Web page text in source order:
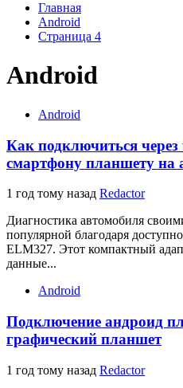
Главная
Android
Страница 4
Android
Android
Как подключиться через
смартфону планшету на
1 год тому назад Redactor
Диагностика автомобиля
популярной благодаря
ELM327. Этот компактный
данные...
Android
Подключение андроид
графический планшет
1 год тому назад Redactor